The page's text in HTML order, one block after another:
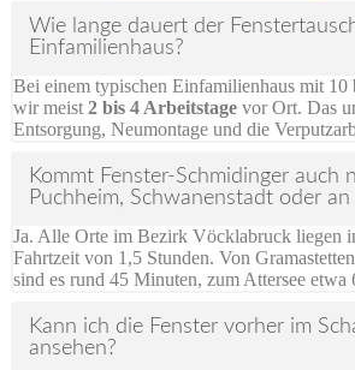
Wie lange dauert der
Einfamilienhaus?
Bei einem typischen Einfamilienhaus mit 10
wir meist 2 bis 4 Arbeitstage vor Ort. Das
Entsorgung, Neumontage und die
Kommt Fenster-Schmidinger auch
Puchheim, Schwanenstadt oder
Ja. Alle Orte im Bezirk Vöcklabruck liegen
Fahrtzeit von 1,5 Stunden. Von
sind es rund 45 Minuten, zum Attersee etwa
Kann ich die Fenster vorher im
ansehen?